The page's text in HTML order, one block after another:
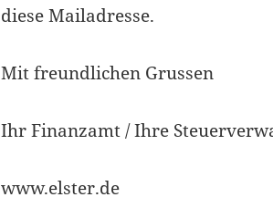
diese Mailadresse.
Mit freundlichen Grussen
Ihr Finanzamt / Ihre
www.elster.de